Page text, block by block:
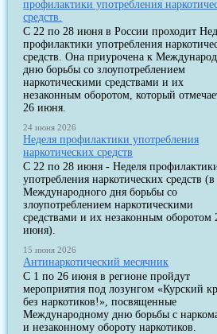
профилактики употребления
средств.
С 22 по 28 июня в России проходит
профилактики употребления
средств. Она приурочена к
дню борьбы со злоупотреблением
наркотическими средствами и их
незаконным оборотом, который
26 июня.
24 июня 2026
Неделя профилактики употребления
наркотических средств
С 22 по 28 июня - Неделя
употребления наркотических средств (в
Международного дня борьбы со
злоупотреблением наркотическими
средствами и их незаконным оборотом
июня).
15 июня 2026
Антинаркотический месячник
С 1 по 26 июня в регионе пройдут
мероприятия под лозунгом «Курский
без наркотиков!», посвященные
Международному дню борьбы с
и незаконному обороту наркотиков.